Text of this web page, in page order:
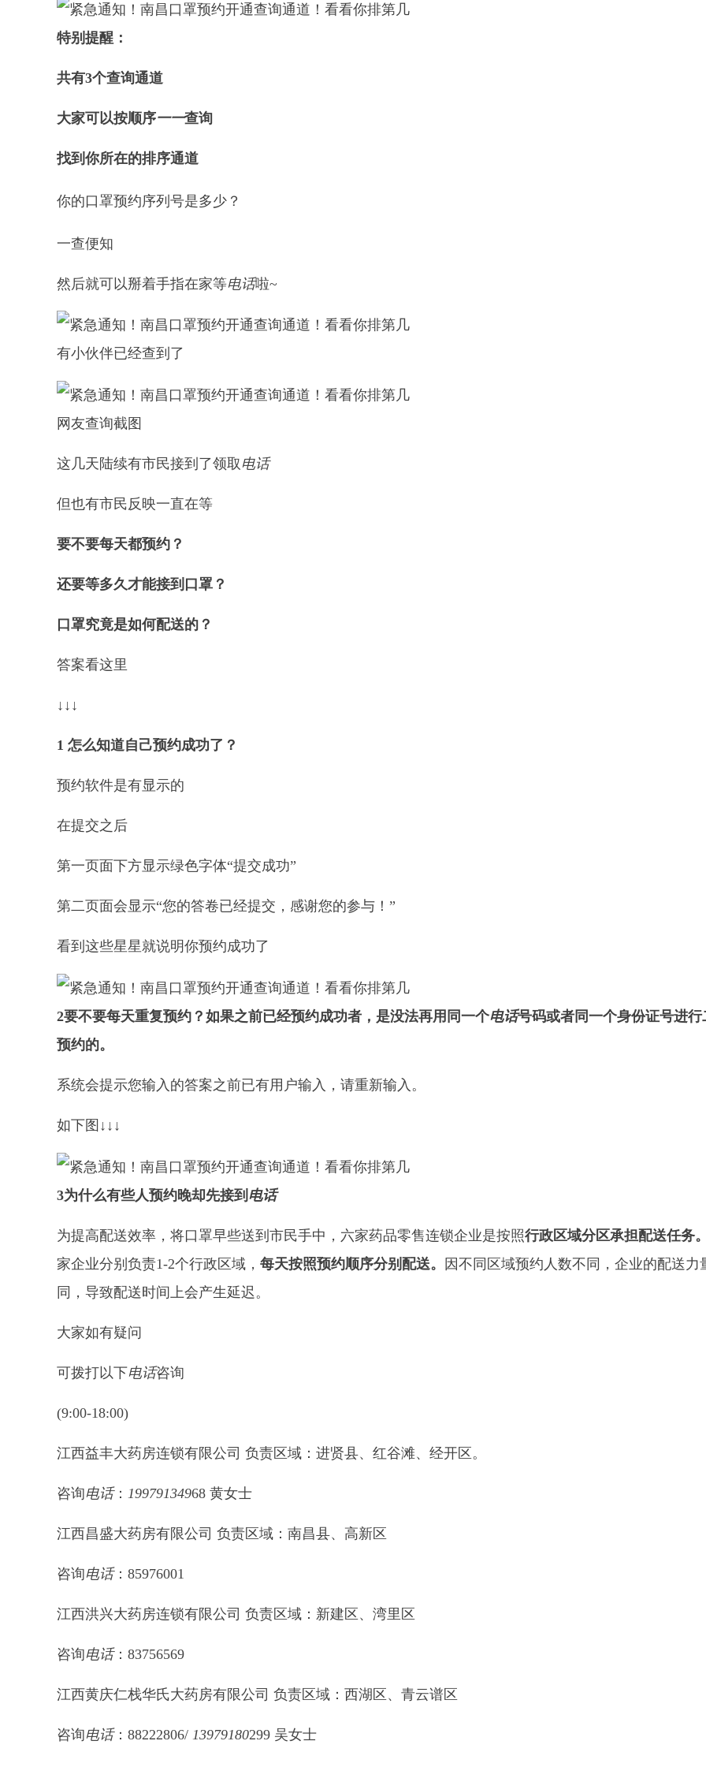
特别提醒：
共有3个查询通道
大家可以按顺序一一查询
找到你所在的排序通道
你的口罩预约序列号是多少？
一查便知
然后就可以掰着手指在家等电话啦~
有小伙伴已经查到了
网友查询截图
这几天陆续有市民接到了领取电话
但也有市民反映一直在等
要不要每天都预约？
还要等多久才能接到口罩？
口罩究竟是如何配送的？
答案看这里
↓↓↓
1 怎么知道自己预约成功了？
预约软件是有显示的
在提交之后
第一页面下方显示绿色字体“提交成功”
第二页面会显示“您的答卷已经提交，感谢您的参与！”
看到这些星星就说明你预约成功了
2要不要每天重复预约？ 如果之前已经预约成功者，是没法再用同一个电话号码或者同一个身份证号进行
预约的。
系统会提示您输入的答案之前已有用户输入，请重新输入。
如下图↓↓↓
3为什么有些人预约晚却先接到 电话
为提高配送效率，将口罩早些送到市民手中，六家药品零售连锁企业是按照行政区域分区承担配送任务
家企业分别负责1-2个行政区域， 每天按照预约顺序分别配送。
因不同区域预约人数不同，企业的配送力
同，导致配送时间上会产生延迟。
大家如有疑问
可拨打以下电话咨询
(9:00-18:00)
江西益丰大药房连锁有限公司 负责区域：进贤县、红谷滩、经开区。
咨询电话： 19979134968 黄女士
江西昌盛大药房有限公司 负责区域：南昌县、高新区
咨询电话：85976001
江西洪兴大药房连锁有限公司 负责区域：新建区、湾里区
咨询电话：83756569
江西黄庆仁栈华氏大药房有限公司 负责区域：西湖区、青云谱区
咨询电话：88222806/ 13979180299 吴女士